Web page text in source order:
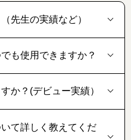
先生の実績など）
も使用できますか？
か？(デビュー実績）
て詳しく教えてくだ